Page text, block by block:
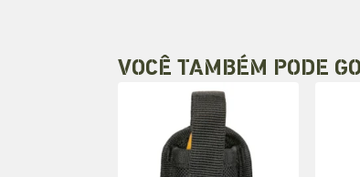
VOCÊ TAMBÉM PODE